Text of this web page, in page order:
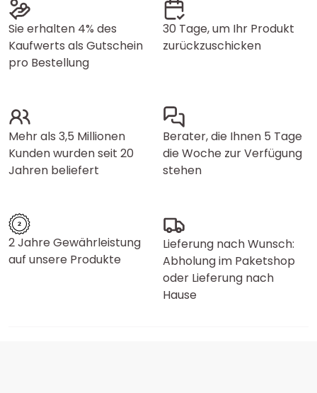
Sie erhalten 4% des
Kaufwerts als Gutschein
pro Bestellung
30 Tage, um Ihr Produkt
zurückzuschicken
Mehr als 3,5 Millionen
Kunden wurden seit 20
Jahren beliefert
Berater, die Ihnen 5 Tage
die Woche zur Verfügung
stehen
2 Jahre Gewährleistung
auf unsere Produkte
Lieferung nach Wunsch:
Abholung im Paketshop
oder Lieferung nach
Hause